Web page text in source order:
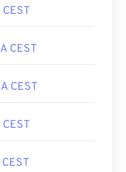
CEST
CEST
CEST
CEST
CEST